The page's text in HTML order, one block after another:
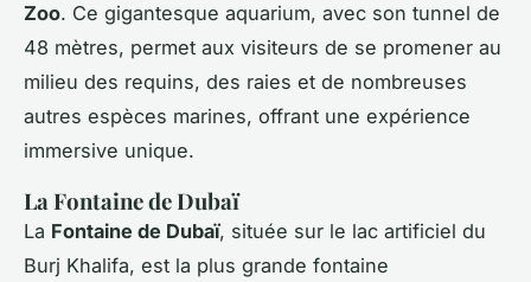
Zoo. Ce gigantesque aquarium, avec son tunnel de
48 mètres, permet aux visiteurs de se promener au
milieu des requins, des raies et de nombreuses
autres espèces marines, offrant une expérience
immersive unique.
La Fontaine de Dubaï
La Fontaine de Dubaï, située sur le lac artificiel du
Burj Khalifa, est la plus grande fontaine